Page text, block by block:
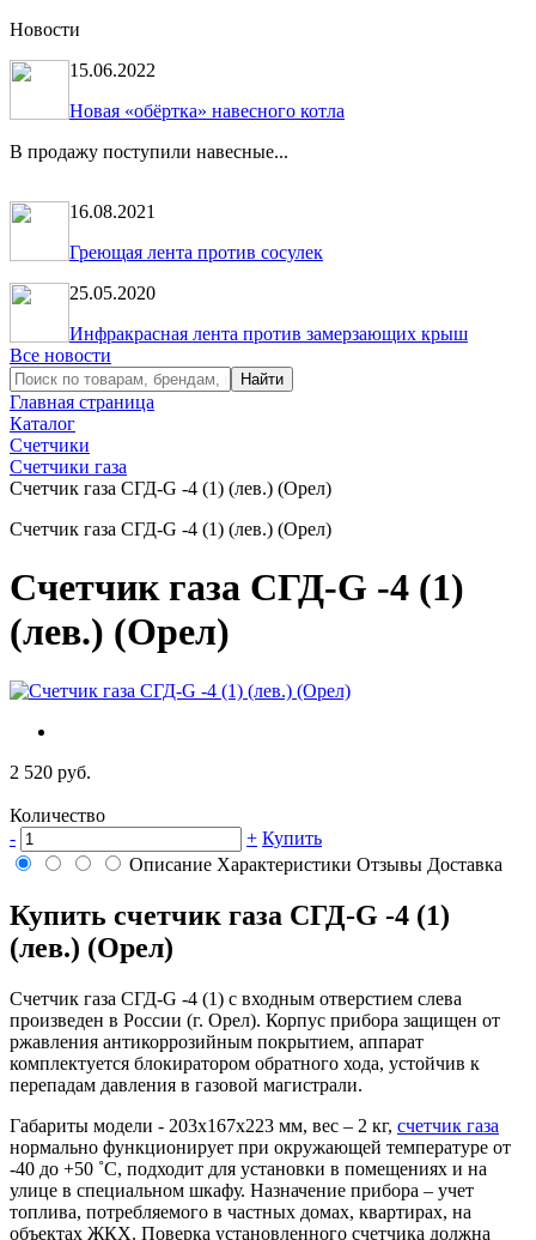
Новости
15.06.2022
Новая «обёртка» навесного котла
В продажу поступили навесные...
16.08.2021
Греющая лента против сосулек
25.05.2020
Инфракрасная лента против замерзающих крыш
Все новости
Главная страница
Каталог
Счетчики
Счетчики газа
Счетчик газа СГД-G -4 (1) (лев.) (Орел)
Счетчик газа СГД-G -4 (1) (лев.) (Орел)
Счетчик газа СГД-G -4 (1)
(лев.) (Орел)
2 520 руб.
Количество
-
+ Купить
Описание Характеристики Отзывы Доставка
Купить счетчик газа СГД-G -4 (1)
(лев.) (Орел)
Счетчик газа СГД-G -4 (1) с входным отверстием слева
произведен в России (г. Орел). Корпус прибора защищен от
ржавления антикоррозийным покрытием, аппарат
комплектуется блокиратором обратного хода, устойчив к
перепадам давления в газовой магистрали.
Габариты модели - 203х167х223 мм, вес – 2 кг, счетчик газа
нормально функционирует при окружающей температуре от
-40 до +50 ˚C, подходит для установки в помещениях и на
улице в специальном шкафу. Назначение прибора – учет
топлива, потребляемого в частных домах, квартирах, на
объектах ЖКХ. Поверка установленного счетчика должна